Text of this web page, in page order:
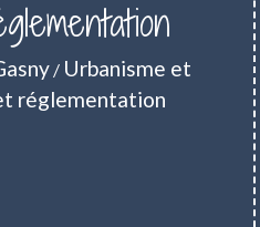
/ Urbanisme et
réglementation